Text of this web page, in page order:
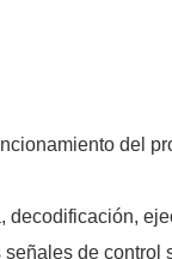
del
decodificación,
de control